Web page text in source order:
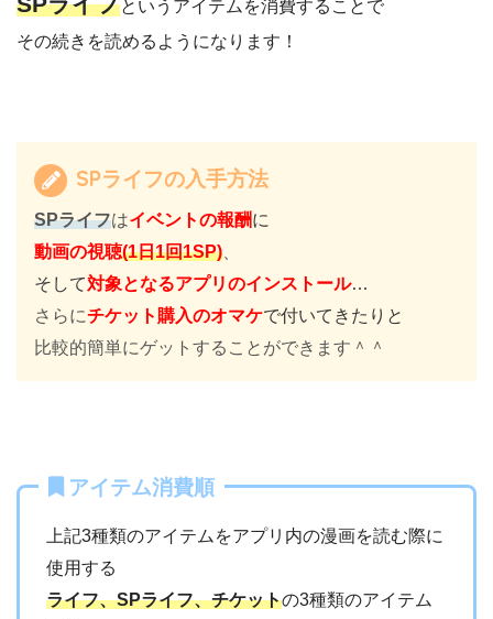
というアイテムを消費することで
その続きを読めるようになります！
SPライフの入手方法
SPライフはイベントの報酬に
動画の視聴(1日1回1SP)
そして対象となるアプリのインストール…
さらにチケット購入のオマケで付いてきたりと
比較的簡単にゲットすることができます＾＾
アイテム消費順
上記3種類のアイテムをアプリ内の漫画を読む際に
使用する
ライフ、SPライフ、チケットの3種類のアイテム